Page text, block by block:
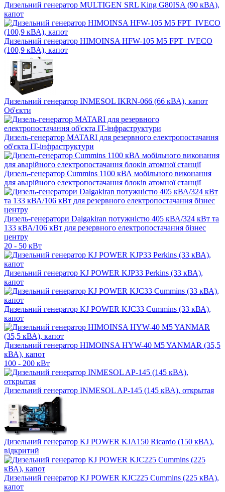
Дизельний генератор MULTIGEN SRL King G80ISA (90 кВА),
капот
Дизельний генератор HIMOINSA HFW-105 M5 FPT_IVECO
(100,9 кВА), капот
Дизельний генератор INMESOL IKRN-066 (66 кВА), капот
Об'єкти
Дизель-генератор MATARI для резервного електропостачання
об'єкта IT-інфраструктури
Дизель-генератор Cummins 1100 кВА мобільного виконання
для аварійного електропостачання блоків атомної станції
Дизель-генератори Dalgakiran потужністю 405 кВА/324 кВт та
133 кВА/106 кВт для резервного електропостачання бізнес
центру
20 - 50 кВт
Дизельний генератор KJ POWER KJP33 Perkins (33 кВА),
капот
Дизельний генератор KJ POWER KJC33 Cummins (33 кВА),
капот
Дизельний генератор HIMOINSA HYW-40 M5 YANMAR (35,5
кВА), капот
100 - 200 кВт
Дизельний генератор INMESOL AP-145 (145 кВА), открытая
Дизельний генератор KJ POWER KJA150 Ricardo (150 кВА),
відкритий
Дизельний генератор KJ POWER KJC225 Cummins (225 кВА),
капот